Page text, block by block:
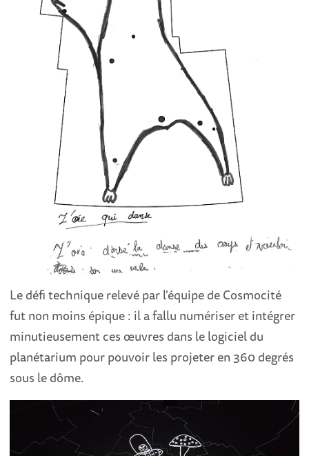
Le défi technique relevé par l'équipe de Cosmocité
fut non moins épique : il a fallu numériser et intégrer
minutieusement ces œuvres dans le logiciel du
planétarium pour pouvoir les projeter en 360 degrés
sous le dôme.